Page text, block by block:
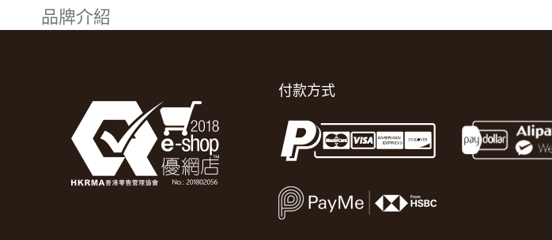
品牌介紹
付款方式